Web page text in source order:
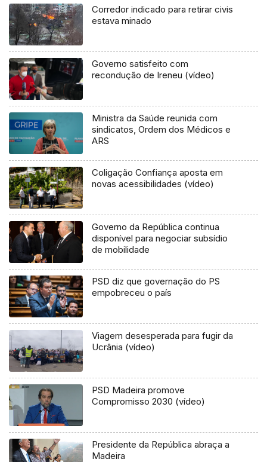
Corredor indicado para retirar civis
estava minado
Governo satisfeito com
recondução de Ireneu (vídeo)
Ministra da Saúde reunida com
sindicatos, Ordem dos Médicos e
ARS
Coligação Confiança aposta em
novas acessibilidades (vídeo)
Governo da República continua
disponível para negociar subsídio
de mobilidade
PSD diz que governação do PS
empobreceu o país
Viagem desesperada para fugir da
Ucrânia (vídeo)
PSD Madeira promove
Compromisso 2030 (vídeo)
Presidente da República abraça a
Madeira